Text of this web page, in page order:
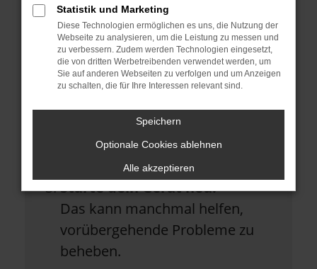
Prüfe deine
Browsererweiterungen.
Manche Erweiterungen, wie
Werbeblocker, können das
Laden bestimmter Seiten
verhindern. Funktioniert die Seite
in einem anderen Browser oder
Starte dein Gerät neu.
Das kann manchmal helfen,
vorübergehende Probleme zu
beheben.
Statistik und Marketing
Diese Technologien ermöglichen es uns, die Nutzung der
Webseite zu analysieren, um die Leistung zu messen und
zu verbessern. Zudem werden Technologien eingesetzt,
die von dritten Werbetreibenden verwendet werden, um
Sie auf anderen Webseiten zu verfolgen und um Anzeigen
zu schalten, die für Ihre Interessen relevant sind.
Speichern
Optionale Cookies ablehnen
Alle akzeptieren